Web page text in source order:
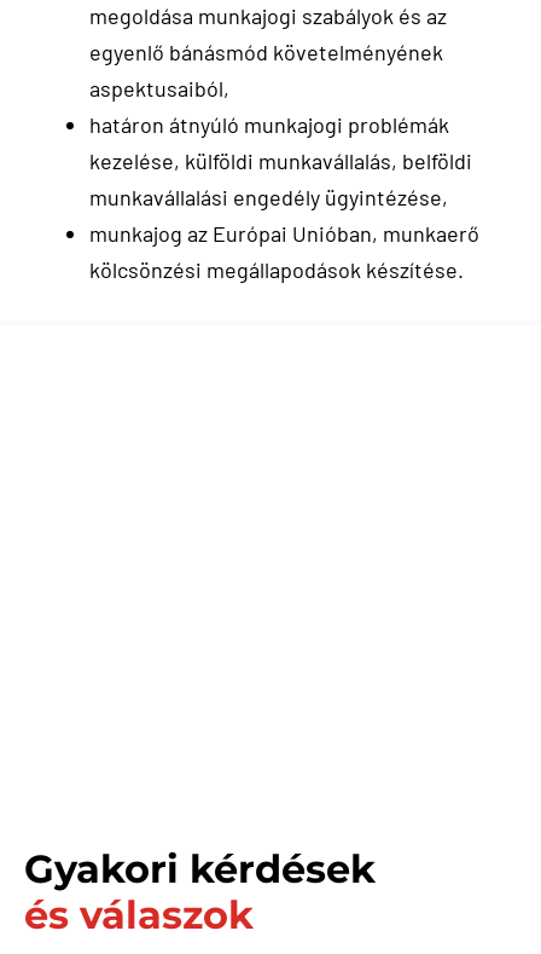
megoldása munkajogi szabályok és az
egyenlő bánásmód követelményének
aspektusaiból,
határon átnyúló munkajogi problémák
kezelése, külföldi munkavállalás, belföldi
munkavállalási engedély ügyintézése,
munkajog az Európai Unióban, munkaerő
kölcsönzési megállapodások készítése.
Gyakori kérdések
és válaszok